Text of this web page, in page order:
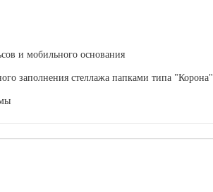
и мобильного основания
заполнения стеллажа папками типа "Корона"